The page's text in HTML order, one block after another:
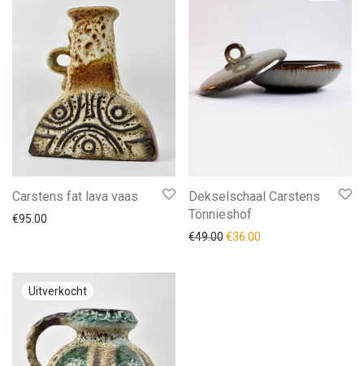
Carstens fat lava vaas
€95.00
Dekselschaal Carstens
Tönnieshof
€49.00Oorspronkelijke prijs was:
€36.00